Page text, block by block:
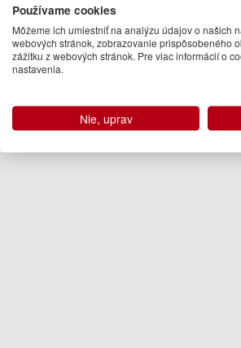
Používame cookies
Môžeme ich umiestniť na analýzu údajov o našich
webových stránok, zobrazovanie prispôsobeného
zážitku z webových stránok. Pre viac informácií o
nastavenia.
Nie, uprav